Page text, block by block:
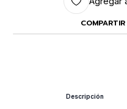
Descripción